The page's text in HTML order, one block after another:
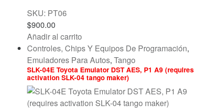
SKU: PT06
$900.00
Añadir al carrito
Controles, Chips Y Equipos De Programación,
Emuladores Para Autos, Tango
SLK-04E Toyota Emulator DST AES, P1 A9 (requires
activation SLK-04 tango maker)